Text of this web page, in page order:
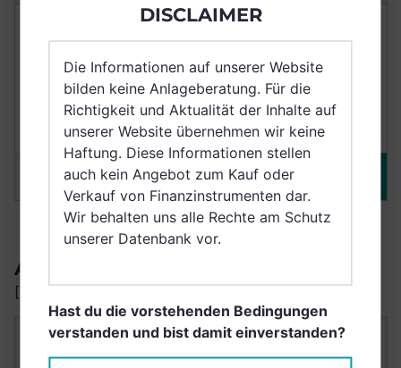
NACHHALTIGKEIT
6/10Punkte
Durchschnittlich
+22,94%
(3 Jahre)
Merken DETAILS
AUSSCHÜTTER
[schüttet Erträge aus]
ISHARES III PLC - ISHARES BROAD $ HIGH
YIELD CORP BOND UCITS ETF USD (DIST)
DISCLAIMER
Die Informationen auf unserer Website
bilden keine Anlageberatung. Für die
Richtigkeit und Aktualität der Inhalte auf
unserer Website übernehmen wir keine
Haftung. Diese Informationen stellen
auch kein Angebot zum Kauf oder
Verkauf von Finanzinstrumenten dar.
Wir behalten uns alle Rechte am Schutz
unserer Datenbank vor.
Hast du die vorstehenden Bedingungen
verstanden und bist damit einverstanden?